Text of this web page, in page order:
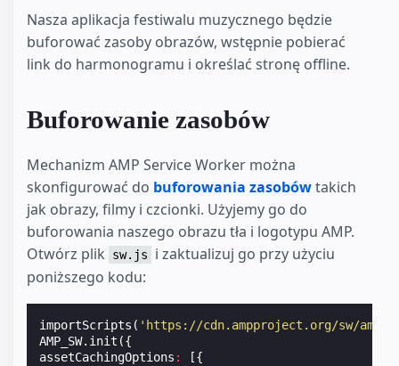
Nasza aplikacja festiwalu muzycznego będzie
buforować zasoby obrazów, wstępnie pobierać
link do harmonogramu i określać stronę offline.
Buforowanie zasobów
Mechanizm AMP Service Worker można
skonfigurować do buforowania zasobówtakich
jak obrazy, filmy i czcionki. Użyjemy go do
buforowania naszego obrazu tła i logotypu AMP.
Otwórz plik
sw.js
i zaktualizuj go przy użyciu
poniższego kodu:
importScripts ( 'https://cdn.ampproject.org/sw/amp-
AMP_SW. init ({
assetCachingOptions :
[{